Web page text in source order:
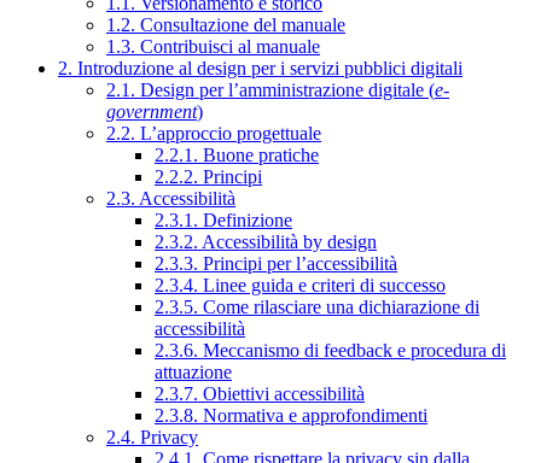
1.2. Consultazione del manuale
1.3. Contribuisci al manuale
2. Introduzione al design per i servizi pubblici digitali
2.1. Design per l’amministrazione digitale (e-
government)
2.2. L’approccio progettuale
2.2.1. Buone pratiche
2.2.2. Principi
2.3. Accessibilità
2.3.1. Definizione
2.3.2. Accessibilità by design
2.3.3. Principi per l’accessibilità
2.3.4. Linee guida e criteri di successo
2.3.5. Come rilasciare una dichiarazione di
accessibilità
2.3.6. Meccanismo di feedback e procedura di
attuazione
2.3.7. Obiettivi accessibilità
2.3.8. Normativa e approfondimenti
2.4. Privacy
2.4.1. Come rispettare la privacy sin dalla